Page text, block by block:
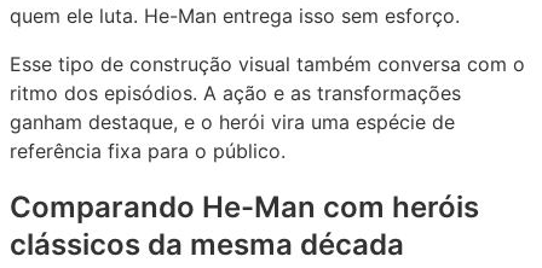
quem ele luta. He-Man entrega isso sem esforço.
Esse tipo de construção visual também conversa com o
ritmo dos episódios. A ação e as transformações
ganham destaque, e o herói vira uma espécie de
referência fixa para o público.
Comparando He-Man com heróis
clássicos da mesma década